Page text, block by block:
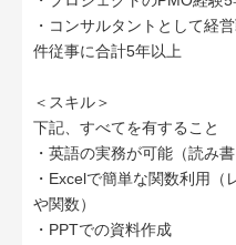
・コンサルタントとして経
件従事に合計5年以上
＜スキル＞
下記、すべてを有すること
・英語の実務が可能（読み
・Excelで簡単な関数利用
や関数）
・PPTでの資料作成